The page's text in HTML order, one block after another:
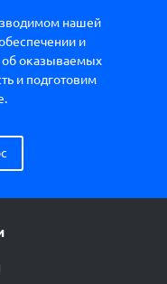
нашей
и
об оказываемых
и подготовим